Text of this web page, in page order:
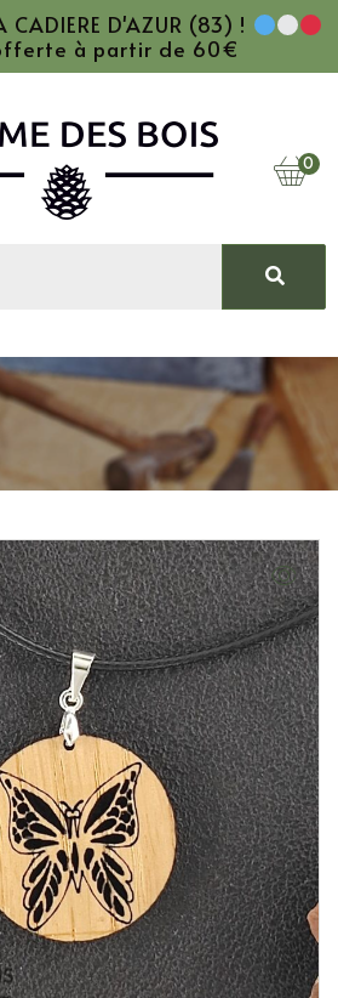
D'AZUR (83) !
à partir de 60€
0